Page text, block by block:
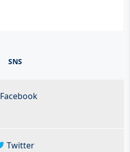
SNS
Facebook
Twitter